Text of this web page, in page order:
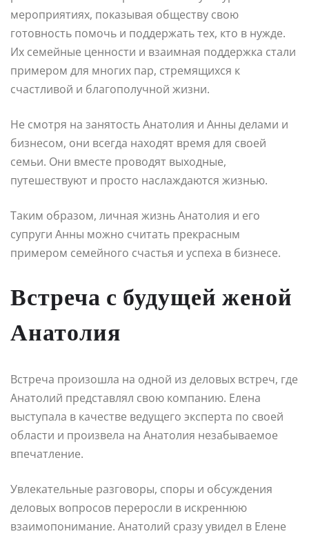
мероприятиях, показывая обществу свою
готовность помочь и поддержать тех, кто в нужде.
Их семейные ценности и взаимная поддержка стали
примером для многих пар, стремящихся к
счастливой и благополучной жизни.
Не смотря на занятость Анатолия и Анны делами и
бизнесом, они всегда находят время для своей
семьи. Они вместе проводят выходные,
путешествуют и просто наслаждаются жизнью.
Таким образом, личная жизнь Анатолия и его
супруги Анны можно считать прекрасным
примером семейного счастья и успеха в бизнесе.
Встреча с будущей женой
Анатолия
Встреча произошла на одной из деловых встреч, где
Анатолий представлял свою компанию. Елена
выступала в качестве ведущего эксперта по своей
области и произвела на Анатолия незабываемое
впечатление.
Увлекательные разговоры, споры и обсуждения
деловых вопросов переросли в искреннюю
взаимопонимание. Анатолий сразу увидел в Елене